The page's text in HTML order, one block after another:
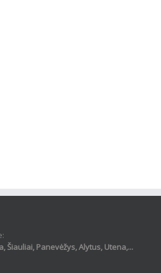
Šiauliai, Panevėžys, Alytus, Utena,...